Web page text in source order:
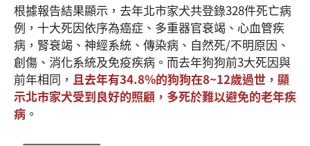
根據報告結果顯示，去年北市家犬共登錄328件死亡病
例，十大死因依序為癌症、多重器官衰竭、心血管疾
病，腎衰竭、神經系統、傳染病、自然死/不明原因、
創傷、消化系統及免疫疾病。而去年狗狗前3大死因與
前年相同， 且去年有34.8%的狗狗在8~12歲過世，顯
示北市家犬受到良好的照顧，多死於難以避免的老年疾
病 。